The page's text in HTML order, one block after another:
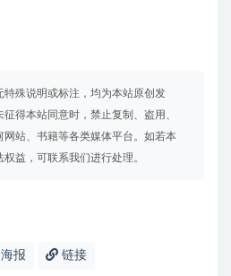
特殊说明或标注，均为本站原创发
得本站同意时，禁止复制、盗用、
网站、书籍等各类媒体平台。如若本
益，可联系我们进行处理。
报 链接